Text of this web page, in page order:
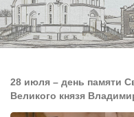
28 июля – день памяти
Великого князя